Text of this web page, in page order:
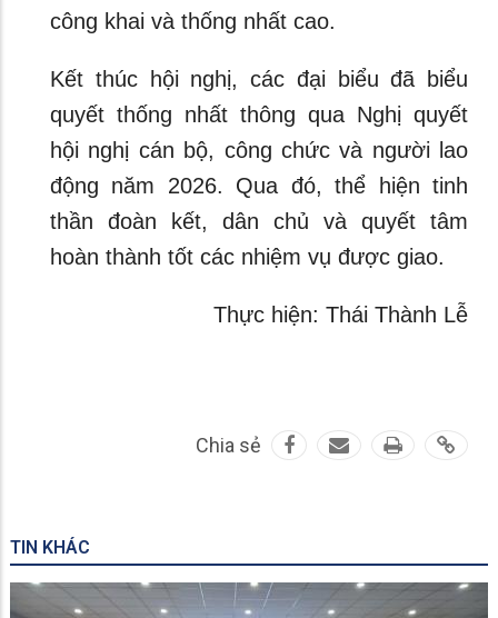
công khai và thống nhất cao.
Kết thúc hội nghị, các đại biểu đã biểu
quyết thống nhất thông qua Nghị quyết
hội nghị cán bộ, công chức và người lao
động năm 2026. Qua đó, thể hiện tinh
thần đoàn kết, dân chủ và quyết tâm
hoàn thành tốt các nhiệm vụ được giao.
Thực hiện: Thái Thành Lễ
Chia sẻ
TIN KHÁC